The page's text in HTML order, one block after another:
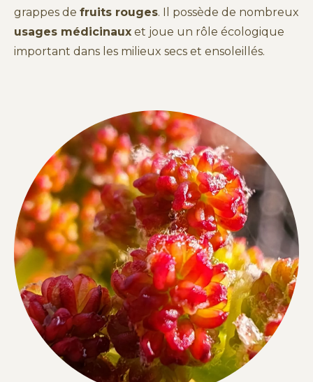
grappes de fruits rouges. Il possède de nombreux
usages médicinaux et joue un rôle écologique
important dans les milieux secs et ensoleillés.